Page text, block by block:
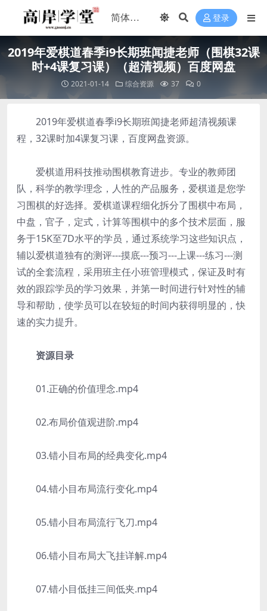
登录
2019年爱棋道春季i9长期班闻捷老师（围棋32课
时+4课复习课）（超清视频）百度网盘
2021-01-14 综合资源 37 0
2019年爱棋道春季i9长期班闻捷老师超清视频课
程，32课时加4课复习课，百度网盘资源。
爱棋道用科技推动围棋教育进步。专业的教师团
队，科学的教学理念，人性的产品服务，爱棋道是您学
习围棋的好选择。爱棋道课程细化拆分了围棋中布局，
中盘，官子，定式，计算等围棋中的多个技术层面，服
务于15K至7D水平的学员，通过系统学习这些知识点，
辅以爱棋道独有的测评---摸底---预习---上课---练习---测
试的全套流程，采用班主任小班管理模式，保证及时有
效的跟踪学员的学习效果，并第一时间进行针对性的辅
导和帮助，使学员可以在较短的时间内获得明显的，快
速的实力提升。
资源目录
01.正确的价值理念.mp4
02.布局价值观进阶.mp4
03.错小目布局的经典变化.mp4
04.错小目布局流行变化.mp4
05.错小目布局流行飞刀.mp4
06.错小目布局大飞挂详解.mp4
07.错小目低挂三间低夹.mp4